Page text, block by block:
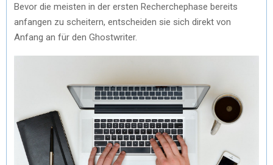
Bevor die meisten in der ersten Recherchephase bereits
anfangen zu scheitern, entscheiden sie sich direkt von
Anfang an für den Ghostwriter.